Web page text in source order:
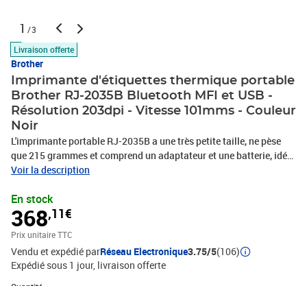
1 /3
Livraison offerte
Brother
Imprimante d'étiquettes thermique portable
Brother RJ-2035B Bluetooth MFI et USB -
Résolution 203dpi - Vitesse 101mms - Couleur
Noir
L'imprimante portable RJ-2035B a une très petite taille, ne pèse
que 215 grammes et comprend un adaptateur et une batterie, idéal
pour imprimer facilement en déplacement. Pour l'adapter aux
d'accessoires pour la gestion des supports d'impression, des bases
de chargement et des étuis.Facile à intégrer.Son intégration est
très simple grâce aux langages d'impression pris en charge tels
que ZPL, CPZL et ESC-POS* (*téléchargement gratuit sur
http://solutions.brother.com).Il est compatible avec les
contrôleurs Windows, Mac, Linux et OPOS. De plus, il comprend
Voir la description
En stock
368,11€
Prix unitaire TTC
Vendu et expédié parRéseau Electronique3.75/5(106)
Expédié sous 1 jour livraison offerte